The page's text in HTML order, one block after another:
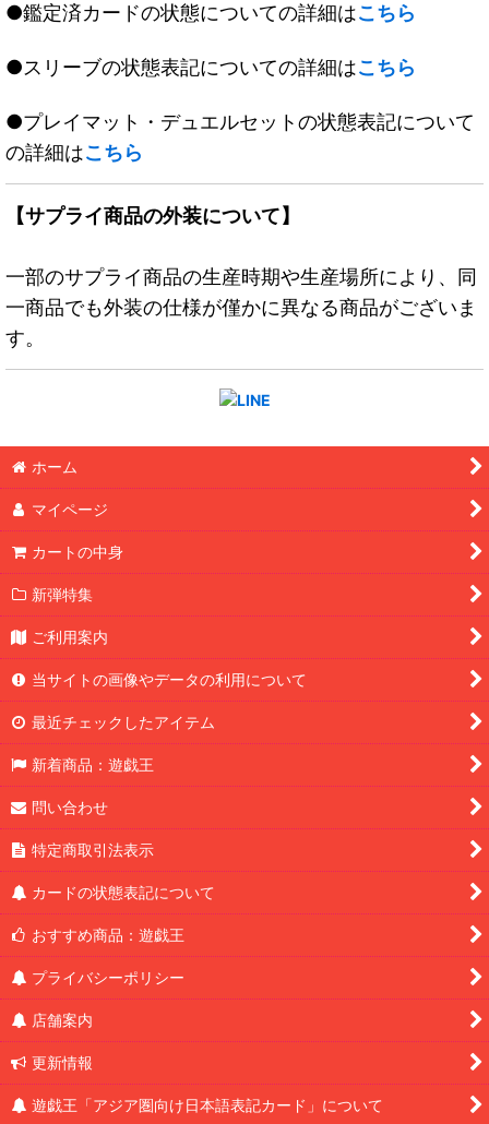
●鑑定済カードの状態についての詳細はこちら
●スリーブの状態表記についての詳細はこちら
●プレイマット・デュエルセットの状態表記について
の詳細はこちら
【サプライ商品の外装について】
一部のサプライ商品の生産時期や生産場所により、同
一商品でも外装の仕様が僅かに異なる商品がございま
す。
ホーム
マイページ
カートの中身
新弾特集
ご利用案内
当サイトの画像やデータの利用について
最近チェックしたアイテム
新着商品：遊戯王
問い合わせ
特定商取引法表示
カードの状態表記について
おすすめ商品：遊戯王
プライバシーポリシー
店舗案内
更新情報
遊戯王「アジア圏向け日本語表記カード」について